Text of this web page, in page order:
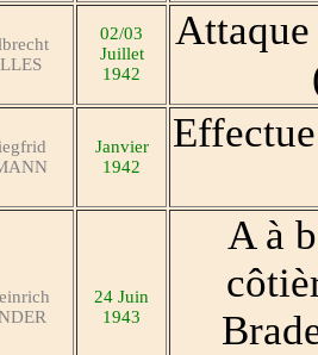
02/03
Juillet
1942
Janvier
1942
24 Juin
1943
A à